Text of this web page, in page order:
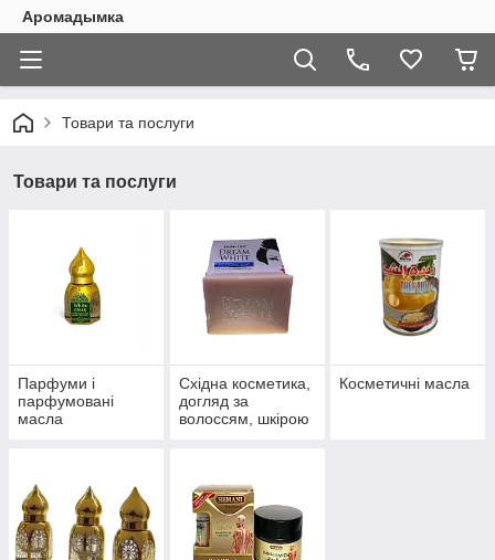
Аромадымка
Товари та послуги
Товари та послуги
Парфуми і
парфумовані
масла
Східна косметика,
догляд за
волоссям, шкірою
Косметичні масла